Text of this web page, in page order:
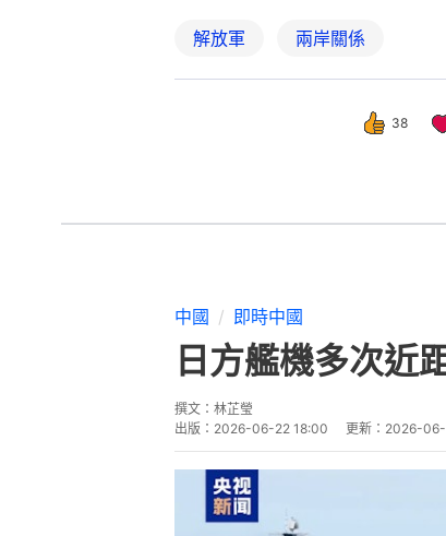
解放軍 兩岸關係
38
中國 即時中國
日方艦機多次近
撰文： 林芷瑩
出版： 2026-06-22 18:00 更新： 2026-